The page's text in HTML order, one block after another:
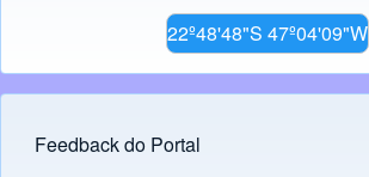
22º48'48"S 47º04'09"W
Footer menu
Feedback do Portal